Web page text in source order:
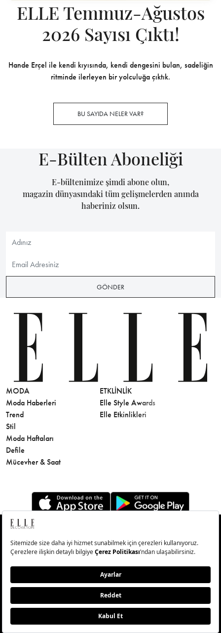
ELLE Temmuz-Ağustos
2026 Sayısı Çıktı!
Hande Erçel ile kendi kıyısında, kendi dengesini bulan, sadeliğin
ritminde ilerleyen bir yolculuğa çıktık.
BU SAYIDA NELER VAR?
E-Bülten Aboneliği
E-bültenimize şimdi abone olun,
magazin dünyasındaki tüm gelişmelerden anında
haberiniz olsun.
GÖNDER
MODA
Moda Haberleri
Trend
Stil
Moda Haftaları
Defile
Mücevher & Saat
ETKLINLIK
Elle Style Awards
Elle Etkinlikleri
© Big Medya Teknoloji A.Ş. Altunizade Mahallesi Kuşbakışı
Caddesi No:27/1 Üsküdar/İstanbul
Copyright © 2026 - Tüm Hakları Saklıdır.